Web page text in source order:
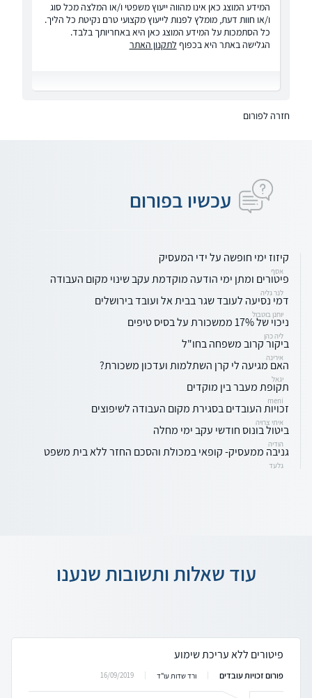
המידע המוצג כאן אינו מהווה ייעוץ משפטי ו/או המלצה מכל סוג
ו/או חוות דעת, מומלץ לפנות לייעוץ מקצועי טרם נקיטת כל הליך.
כל הסתמכות על המידע המוצג כאן היא באחריותך בלבד.
הגלישה באתר היא בכפוף לתקנון האתר
חזרה לפורום
עכשיו בפורום
קיזוז ימי חופשה על ידי המעסיק
אסף
פיטורים ומתן ימי הודעה מוקדמת עקב שינוי מקום העבודה
לנר גליה
דמי נסיעה לעובד שגר בבית אל ועובד בירושלים
יוחנן בוטבול
ניכוי של 17% ממשכורת על בסיס טיפים
ליה כהן
ביקור קרוב משפחה בחו"ל
אירינה
האם מגיעה לי קרן השתלמות ועדכון משכורת?
יגאל
תקופת מעבר בין מוקדים
meni
זכויות העובדים בסגירת מקום העבודה לשיפוצים
איתי צרויה
ביטול בונוס חודשי עקב ימי מחלה
הודיה
גניבה ממעסיק- קופאי במכולת והסכם החזר ללא בית משפט
גלעד
עוד שאלות ותשובות שנענו
פיטורים ללא עריכת שימוע
פורום זכויות עובדים ורד שדות עו"ד 16/09/2019